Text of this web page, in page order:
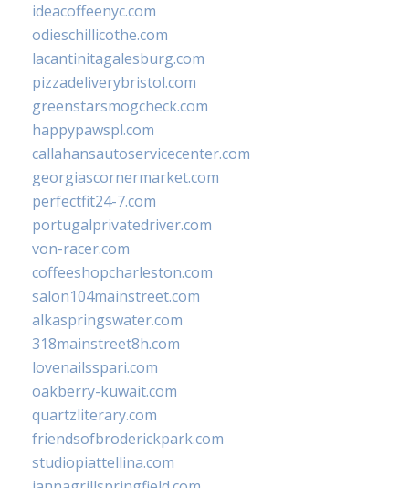
ideacoffeenyc.com
odieschillicothe.com
lacantinitagalesburg.com
pizzadeliverybristol.com
greenstarsmogcheck.com
happypawspl.com
callahansautoservicecenter.com
georgiascornermarket.com
perfectfit24-7.com
portugalprivatedriver.com
von-racer.com
coffeeshopcharleston.com
salon104mainstreet.com
alkaspringswater.com
318mainstreet8h.com
lovenailsspari.com
oakberry-kuwait.com
quartzliterary.com
friendsofbroderickpark.com
studiopiattellina.com